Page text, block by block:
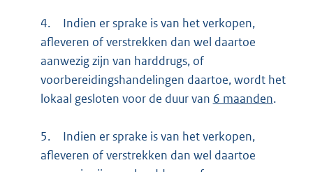
4.
Indien er sprake is van het verkopen,
afleveren of verstrekken dan wel daartoe
aanwezig zijn van harddrugs, of
voorbereidingshandelingen daartoe, wordt het
lokaal gesloten voor de duur van 6 maanden.
5.
Indien er sprake is van het verkopen,
afleveren of verstrekken dan wel daartoe